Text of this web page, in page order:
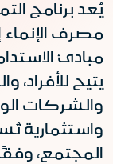
يُعد برنامج
مصرف الإنماء
مبادئ
يتيح
والشركات
واستثمارية
المجتمع،